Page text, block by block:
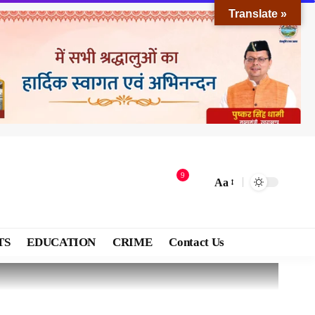
9
Aa
EDUCATION CRIME Contact Us
Translate »